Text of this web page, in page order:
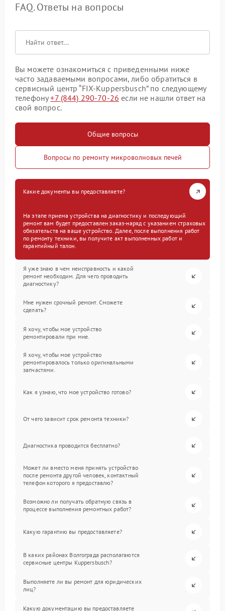
FAQ. Ответы на вопросы
Вы можете ознакомиться с приведенными ниже
часто задаваемыми вопросами, либо обратиться в
сервисный центр “FIX-Kuppersbusch” по следующему
телефону+7 (844) 290-70-26 если не нашли ответ на
свой вопрос.
Общие вопросы
Вопросы по ремонту микроволновых печей
Какие документы вы предоставляете?
На этапе приема устройства на диагностику и последующий
ремонт вам будет предоставлен заказ-наряд с указанием страховых
обязательств на ваше устройство. Далее, после выполнения работ
по ремонту техники, вы получите акт выполненных работ и
гарантийный талон.
Я уже знаю в чем неисправность и какой
ремонт необходим. Для чего проводить
диагностику?
Мне нужен срочный ремонт. Сможете
сделать?
Я хочу, чтобы мое устройство
ремонтировали при мне.
Я хочу, чтобы мое устройство
ремонтировалось только оригинальными
запчастями.
Как я узнаю, что мое устройство готово?
От чего зависит срок ремонта техники?
Диагностика проводится бесплатно?
Может ли вместо меня принять устройство
после ремонта другой человек, контактный
телефон которого я предоставлю?
Возможно ли получать обратную связь в
процессе выполнения ремонтных работ?
Какую гарантию вы предоставляете?
В каких районах Волгограда располагаются
сервисные центры Kuppersbusch?
Выполняете ли вы ремонт для юридических
лиц?
Какую документацию вы предоставляете